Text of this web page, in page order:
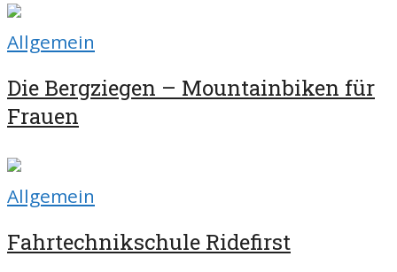
Allgemein
Die Bergziegen – Mountainbiken für
Frauen
Allgemein
Fahrtechnikschule Ridefirst